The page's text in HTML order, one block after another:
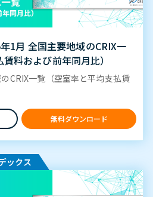
1月 全国主要地域のCRIX一
料および前年同月比）
CRIX一覧（空室率と平均支払賃
無料ダウンロード
ックス